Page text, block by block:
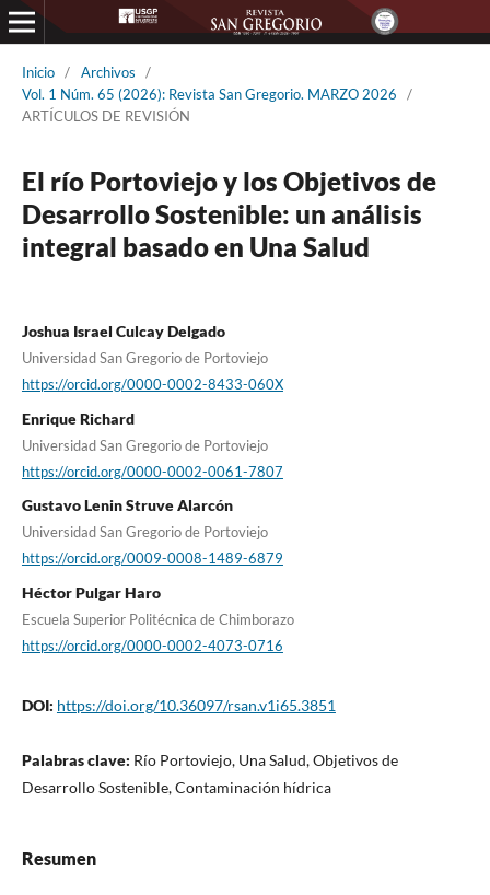
Inicio / Archivos
/
Vol. 1 Núm. 65 (2026): Revista San Gregorio. MARZO 2026
/
ARTÍCULOS DE REVISIÓN
El río Portoviejo y los Objetivos de
Desarrollo Sostenible: un análisis
integral basado en Una Salud
Joshua Israel Culcay Delgado
Universidad San Gregorio de Portoviejo
https://orcid.org/0000-0002-8433-060X
Enrique Richard
Universidad San Gregorio de Portoviejo
https://orcid.org/0000-0002-0061-7807
Gustavo Lenin Struve Alarcón
Universidad San Gregorio de Portoviejo
https://orcid.org/0009-0008-1489-6879
Héctor Pulgar Haro
Escuela Superior Politécnica de Chimborazo
https://orcid.org/0000-0002-4073-0716
DOI: https://doi.org/10.36097/rsan.v1i65.3851
Palabras clave: Río Portoviejo, Una Salud, Objetivos de
Desarrollo Sostenible, Contaminación hídrica
Resumen